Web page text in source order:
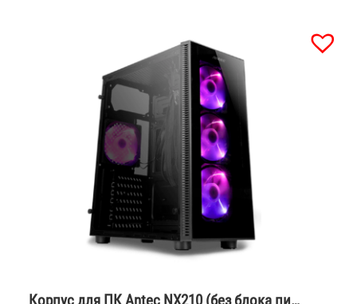
Корпус для ПК Antec NX210 (без блока пи…